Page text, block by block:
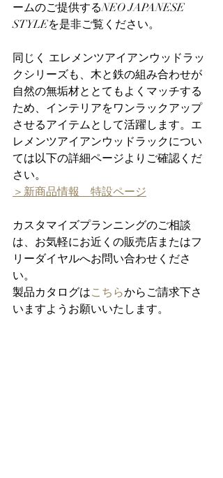
ームのご提供するNEO JAPANESE
STYLEを是非ご覧ください。
同じく エレメンツアイアンウッドラッ
クシリーズも、木と鉄の組み合わせが
自然の無垢材ととてもよくマッチする
ため、インテリアをワンラックアップ
させるアイテムとして活躍します。エ
レメンツアイアンウッドラックについ
ては以下の詳細ページよりご確認くだ
さい。
＞新商品情報　特設ページ
カスタマイズプランニングのご相談
は、お気軽にお近くの販売店またはフ
リーダイヤルへお問い合わせくださ
い。
製品カタログはこちらからご請求下さ
いますようお願いいたします。